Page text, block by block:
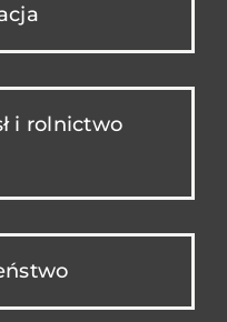
i rolnictwo